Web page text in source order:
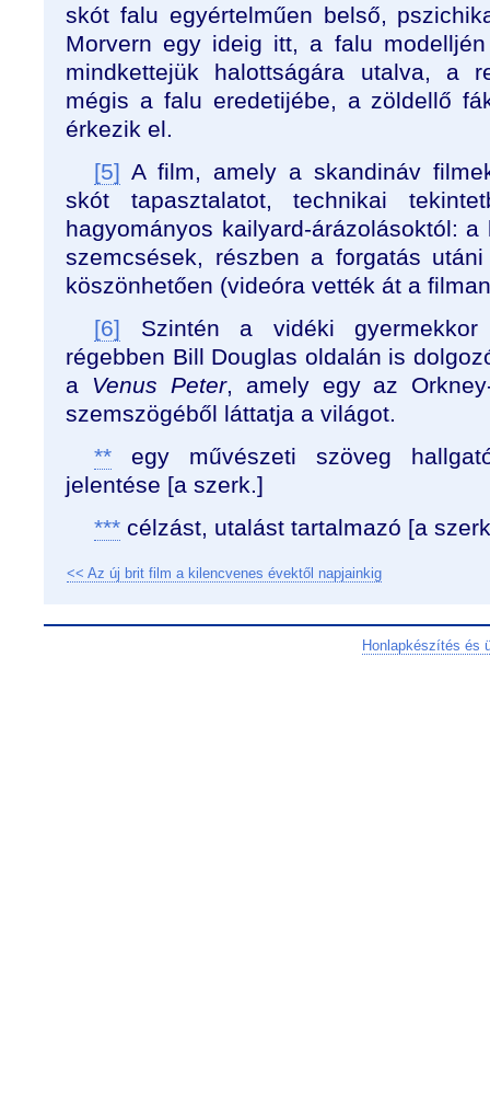
skót falu egyértelműen belső,
Morvern egy ideig itt, a falu
mindkettejük halottságára utalva, a
mégis a falu eredetijébe, a zöldellő
érkezik el.
[5] A film, amely a skandináv
skót tapasztalatot, technikai
hagyományos kailyard-árázolásoktól:
szemcsések, részben a forgatás
köszönhetően (videóra vették át a
[6] Szintén a vidéki
régebben Bill Douglas oldalán is
a Venus Peter, amely egy az
szemszögéből láttatja a világot.
** egy művészeti szöveg
jelentése [a szerk.]
*** célzást, utalást tartalmazó [a
<< Az új brit film a kilencvenes évektől napjainkig
Honlapkészítés és